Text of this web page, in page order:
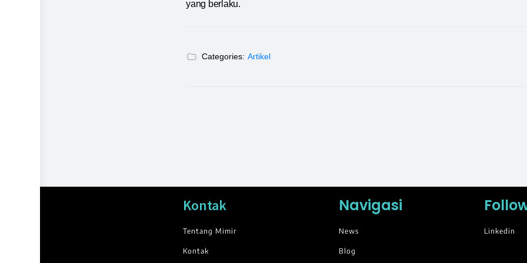
yang berlaku.
Categories: Artikel
Kontak
Tentang Mimir
Kontak
Navigasi
News
Blog
Linkedin